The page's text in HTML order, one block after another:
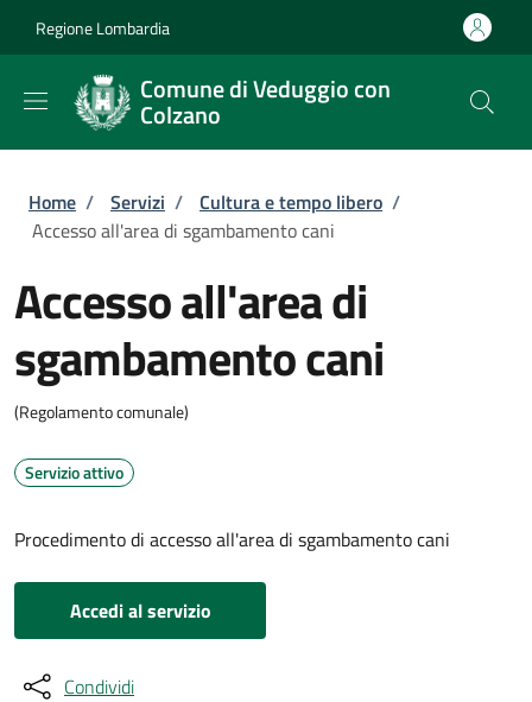
Regione Lombardia
Comune di Veduggio con
Colzano
Briciole di pane
Home / Servizi / Cultura e tempo libero /
Accesso all'area di sgambamento cani
Accesso all'area di
sgambamento cani
(Regolamento comunale)
Servizio attivo
Procedimento di accesso all'area di sgambamento cani
Accedi al servizio
Condividi